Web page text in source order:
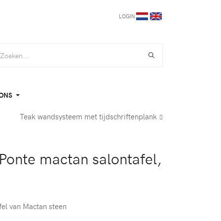
LOGIN
Teak wandsysteem met tijdschriftenplank
mactan salontafel,
van Mactan steen